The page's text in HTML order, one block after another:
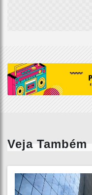
Veja Também